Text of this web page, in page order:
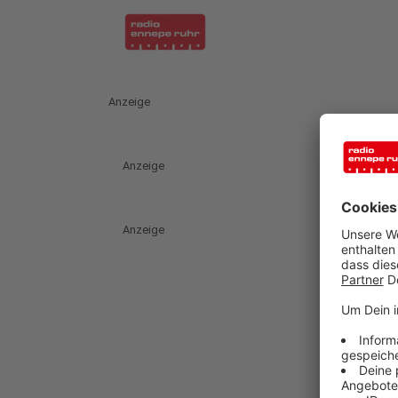
Anzeige
Anzeige
Anzeige